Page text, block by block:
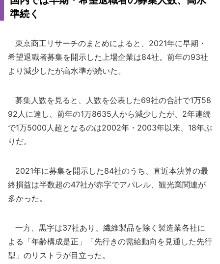
準続く
東京商工リサーチのまとめによると、2021年に早期・
希望退職者募集を開示した上場企業は84社。前年の93社
より減少したが高水準が続いた。
募集人数を見ると、人数を公表した69社の合計で1万58
92人に達し、前年の1万8635人から減少したが、2年連続
で1万5000人超となるのは2002年・2003年以来、18年ぶ
りだ。
2021年に募集を開示した84社のうち、直近本決算の最
終損益は半数超の47社が赤字でアパレル、観光業関連が
多かった。
一方、黒字は37社あり、繊維製品を除く製造業各社に
よる「年齢構成是正」「先行きの需給動向を見通した先行
型」のリストラが目立った。